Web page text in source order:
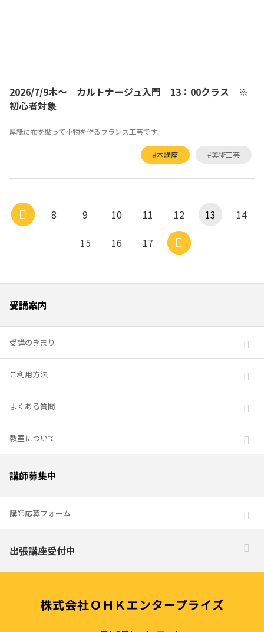
2026/7/9木～ カルトナージュ入門 13：00クラス ※
初心者対象
厚紙に布を貼って小物を作るフランス工芸です。
#本講座 #美術工芸
8 9 10 11 12 13
14
15
16 17
株式会社ＯＨＫエンタープライズ
受講案内
受講のきまり
ご利用方法
よくある質問
教室について
講師募集中
講師応募フォーム
出張講座受付中